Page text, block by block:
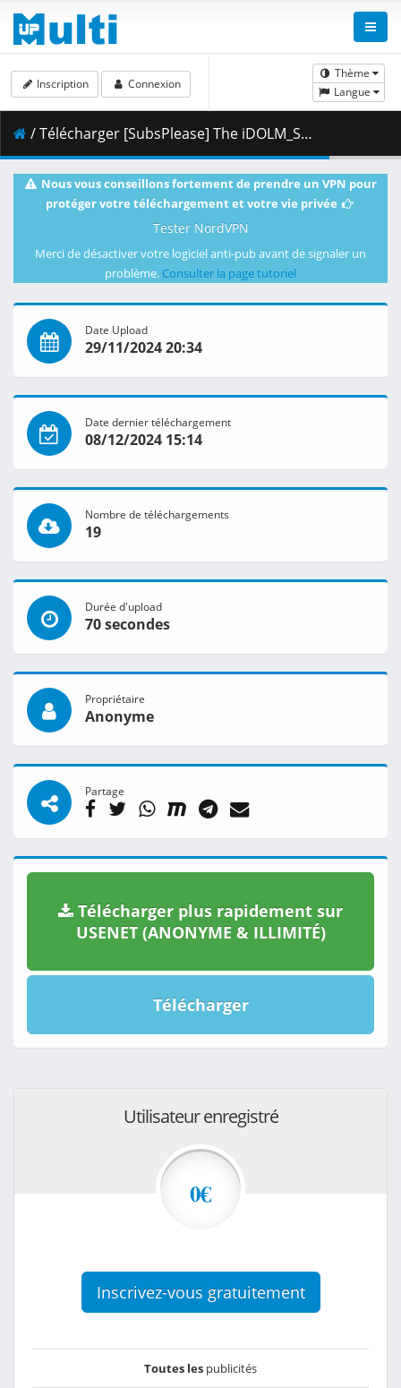
Thème
Langue
Inscription Connexion
/ Télécharger [SubsPlease] The iDOLM_STER Shiny Colors S2 - 09 (1080p) [F44779F9].mkv.001 ( 465.65 MB )
Nous vous conseillons fortement de prendre un VPN pour
protéger votre téléchargement et votre vie privée
Tester NordVPN
Merci de désactiver votre logiciel anti-pub avant de signaler un
problème. Consulter la page tutoriel
Date Upload
29/11/2024 20:34
Date dernier téléchargement
08/12/2024 15:14
Nombre de téléchargements
19
Durée d'upload
70 secondes
Propriétaire
Anonyme
Partage
Télécharger plus rapidement sur
USENET (ANONYME & ILLIMITÉ)
Télécharger
Utilisateur enregistré
0€
Inscrivez-vous gratuitement
Toutes les publicités